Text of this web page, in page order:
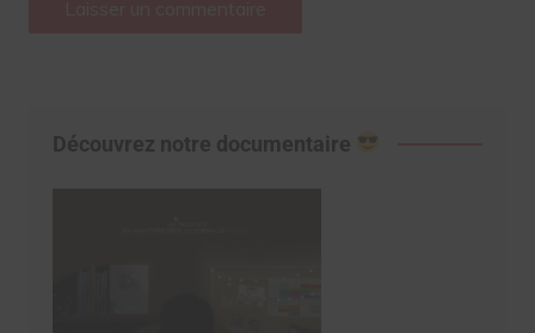
Découvrez notre documentaire